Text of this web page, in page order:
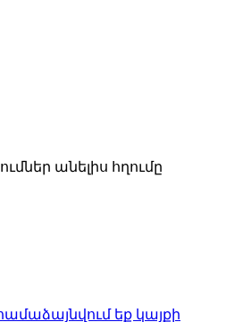
անելիս հղումը
եք կայքի